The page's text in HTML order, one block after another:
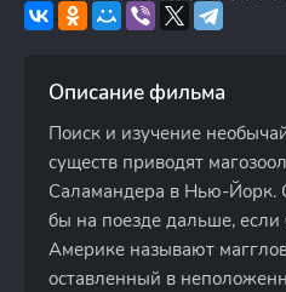
Описание фильма
Поиск и изучение
существ приводят
Саламандера в Нью-Йорк.
бы на поезде дальше, если
Америке называют
оставленный в